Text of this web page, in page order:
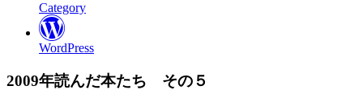
Category
WordPress
2009年読んだ本たち その５